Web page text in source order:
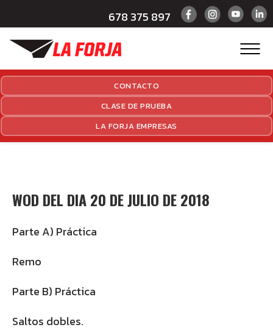
678 375 897
CONTACTO
CLASE DE PRUEBA
LA FORJA EMPRESAS
WOD DEL DIA 20 DE JULIO DE 2018
Parte A) Práctica
Remo
Parte B) Práctica
Saltos dobles.